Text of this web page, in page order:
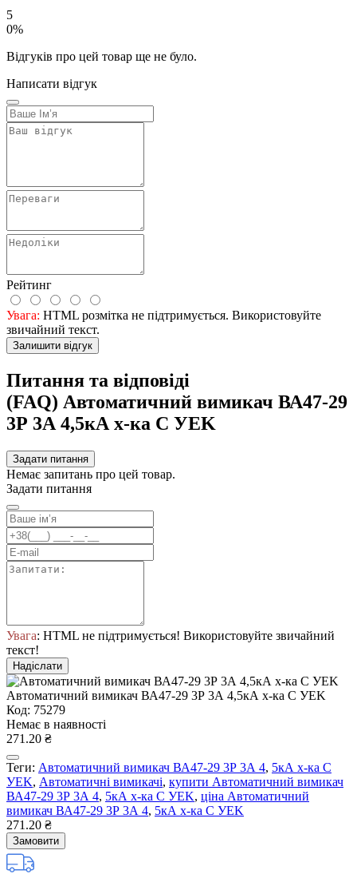
5
0%
Відгуків про цей товар ще не було.
Написати відгук
Рейтинг
Увага: HTML розмітка не підтримується. Використовуйте
звичайний текст.
Залишити відгук
Питання та відповіді
(FAQ) Автоматичний вимикач ВА47-29
3Р 3А 4,5кА х-ка C УEK
Задати питання
Немає запитань про цей товар.
Задати питання
Увага: HTML не підтримується! Використовуйте звичайний
текст!
Надіслати
Автоматичний вимикач ВА47-29 3Р 3А 4,5кА х-ка C УEK
Код: 75279
Немає в наявності
271.20 ₴
Теги: Автоматичний вимикач ВА47-29 3Р 3А 4, 5кА х-ка C
УEK, Автоматичні вимикачі, купити Автоматичний вимикач
ВА47-29 3Р 3А 4, 5кА х-ка C УEK, ціна Автоматичний
вимикач ВА47-29 3Р 3А 4, 5кА х-ка C УEK
271.20 ₴
Замовити